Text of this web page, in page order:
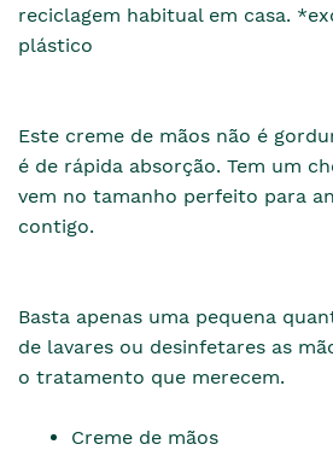
reciclagem habitual em casa.
plástico
Este creme de mãos não é
é de rápida absorção. Tem um
vem no tamanho perfeito para
contigo.
Basta apenas uma pequena
de lavares ou desinfetares as
o tratamento que merecem.
Creme de mãos